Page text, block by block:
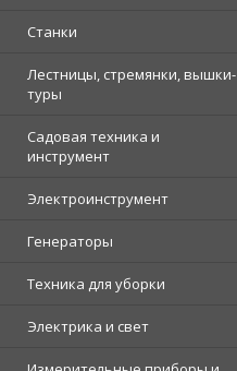
Станки
Лестницы, стремянки, вышки-
туры
Садовая техника и
инструмент
Электроинструмент
Генераторы
Техника для уборки
Электрика и свет